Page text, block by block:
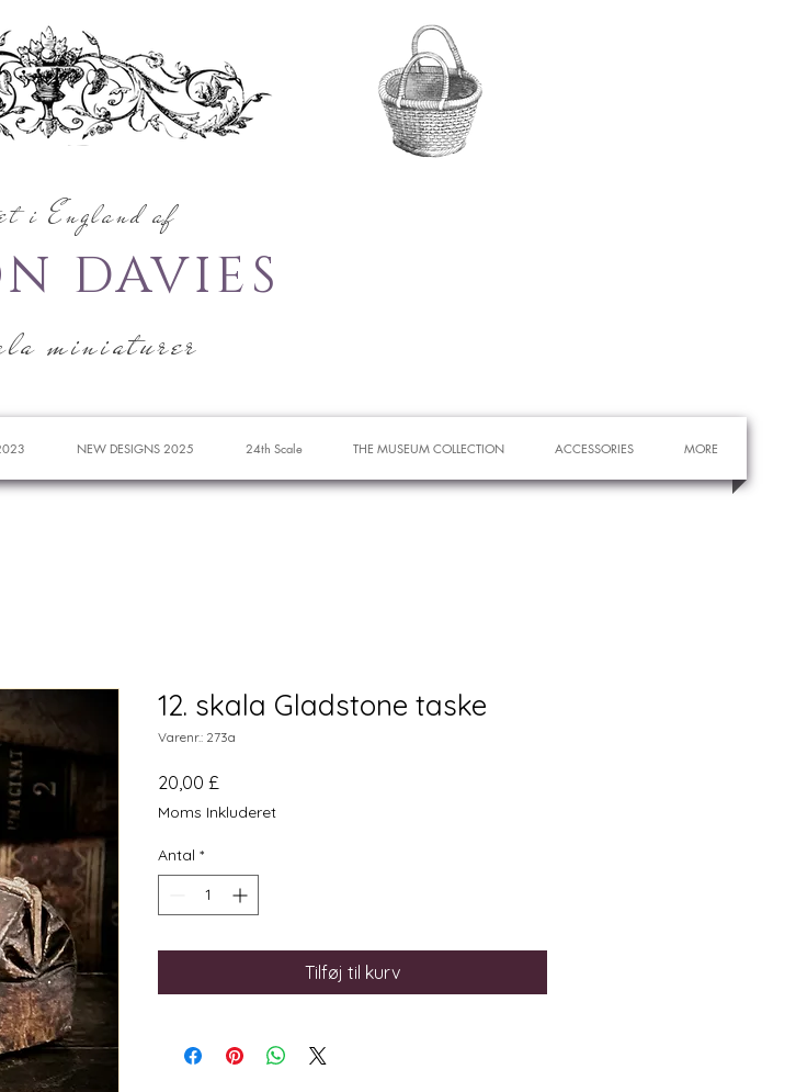
i England af
DAVIES
miniaturer
NEW DESIGNS 2025 24th Scale THE MUSEUM COLLECTION ACCESSORIES MORE
12. skala Gladstone taske
Varenr.: 273a
20,00 £
Moms Inkluderet
Antal *
Tilføj til kurv